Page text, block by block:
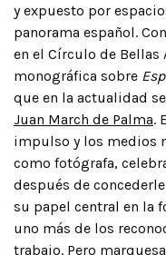
y expuesto por
panorama español.
en el Círculo de Bellas
monográfica sobre
que en la actualidad
Juan March de Palma.
impulso y los medios
como fotógrafa,
después de
su papel central en la
uno más de los
trabajo. Pero